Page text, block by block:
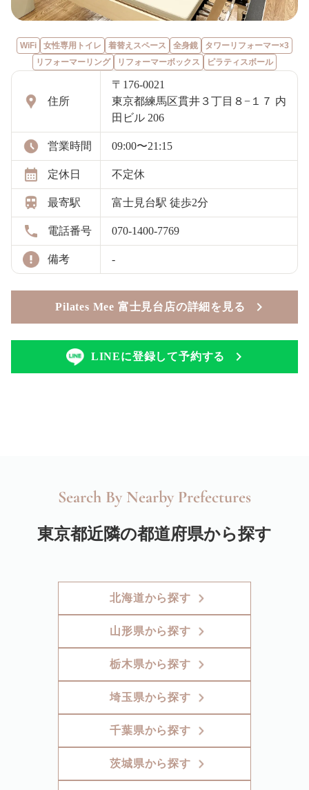
WiFi 女性専用トイレ 着替えスペース 全身鏡
タワーリフォーマー×3
リフォーマーリング
リフォーマーボックス ピラティスボール
住所
〒176-0021
東京都練馬区貫井３丁目８−１７ 内
田ビル 206
営業時間 09:00〜21:15
定休日 不定休
最寄駅 富士見台駅 徒歩2分
電話番号 070-1400-7769
備考 -
Pilates Mee 富士見台店の詳細を見る
LINEに登録して予約する
Search By Nearby Prefectures
東京都近隣の都道府県から探す
北海道から探す
山形県から探す
栃木県から探す
埼玉県から探す
千葉県から探す
茨城県から探す